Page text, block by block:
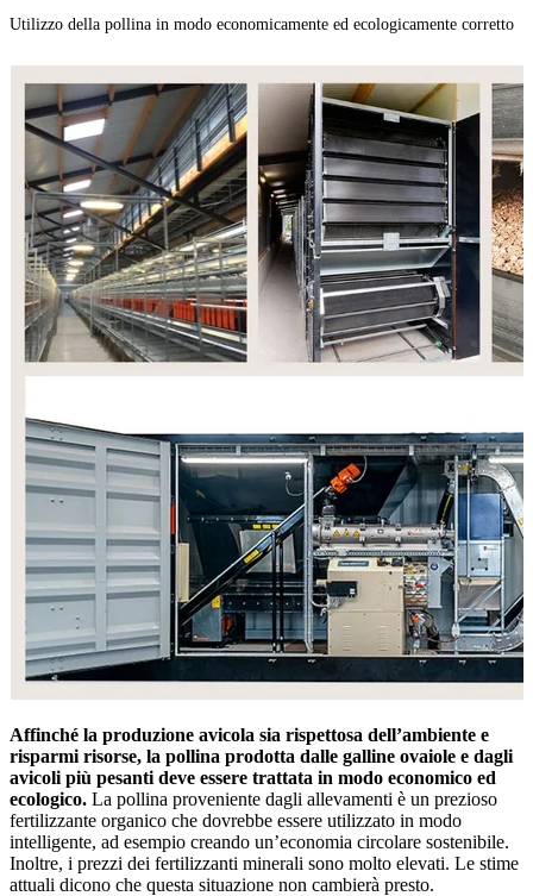
Utilizzo della pollina in modo economicamente ed ecologicamente corretto
Affinché la produzione avicola sia rispettosa dell’ambiente e
risparmi risorse, la pollina prodotta dalle galline ovaiole e dagli
avicoli più pesanti deve essere trattata in modo economico ed
ecologico. La pollina proveniente dagli allevamenti è un prezioso
fertilizzante organico che dovrebbe essere utilizzato in modo
intelligente, ad esempio creando un’economia circolare sostenibile.
Inoltre, i prezzi dei fertilizzanti minerali sono molto elevati. Le stime
attuali dicono che questa situazione non cambierà presto.